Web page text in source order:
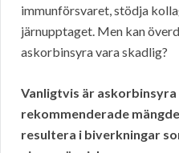
immunförsvaret, stödja
järnupptaget. Men kan
askorbinsyra vara skadlig?
Vanligtvis är
rekommenderade
resultera i biverkningar